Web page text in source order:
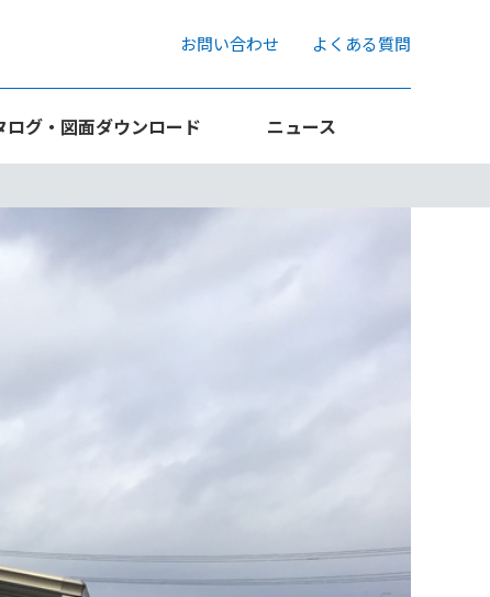
ログ・図面ダウンロード ニュース
お問い合わせ よくある質問